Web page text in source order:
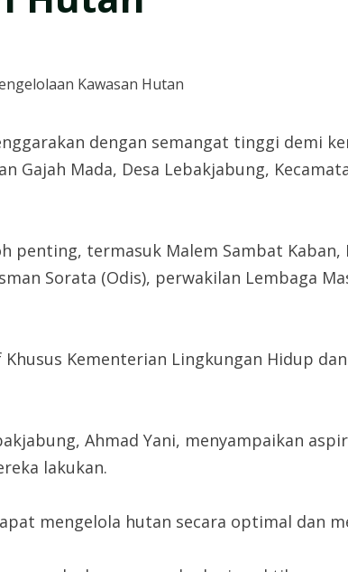
dengan semangat tinggi demi
Gajah Mada, Desa Lebakjabung,
termasuk Malem Sambat
Sorata (Odis), perwakilan Lembaga
Kementerian Lingkungan Hidup
Ahmad Yani, menyampaikan
lakukan.
mengelola hutan secara optimal dan